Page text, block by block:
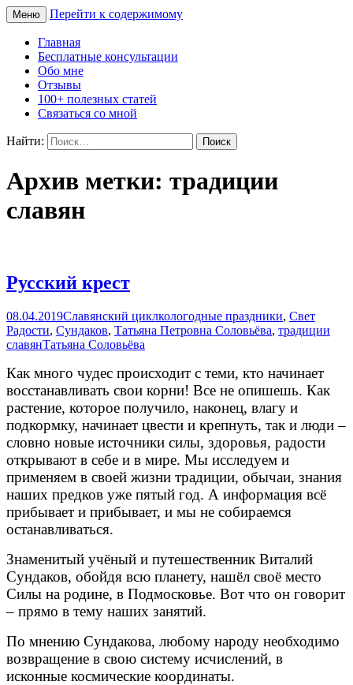
Свет Радости
Меню Перейти к содержимому
Главная
Бесплатные консультации
Обо мне
Отзывы
100+ полезных статей
Связаться со мной
Найти:
Архив метки: традиции
славян
Русский крест
08.04.2019Славянский циклкологодные праздники, Свет
Радости, Сундаков, Татьяна Петровна Соловьёва, традиции
славянТатьяна Соловьёва
Как много чудес происходит с теми, кто начинает
восстанавливать свои корни! Все не опишешь. Как
растение, которое получило, наконец, влагу и
подкормку, начинает цвести и крепнуть, так и люди –
словно новые источники силы, здоровья, радости
открывают в себе и в мире. Мы исследуем и
применяем в своей жизни традиции, обычаи, знания
наших предков уже пятый год. А информация всё
прибывает и прибывает, и мы не собираемся
останавливаться.
Знаменитый учёный и путешественник Виталий
Сундаков, обойдя всю планету, нашёл своё место
Силы на родине, в Подмосковье. Вот что он говорит
– прямо в тему наших занятий.
По мнению Сундакова, любому народу необходимо
возвращение в свою систему исчислений, в
исконные космические координаты.